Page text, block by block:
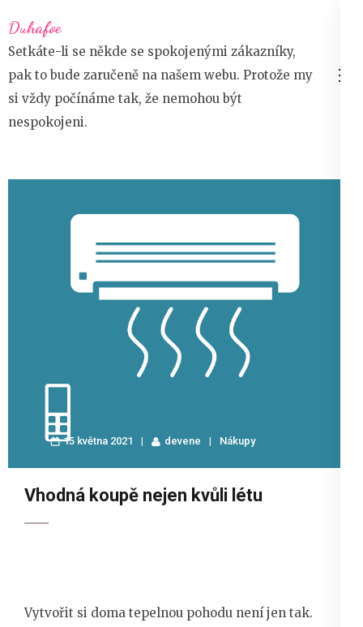
na
obsah
(stiskněte
Enter)
Duhafoe
Setkáte-li se někde se spokojenými zákazníky,
pak to bude zaručeně na našem webu. Protože my
si vždy počínáme tak, že nemohou být
nespokojeni.
15 května 2021 devene Nákupy
Vhodná koupě nejen kvůli létu
Vytvořit si doma tepelnou pohodu není jen tak.